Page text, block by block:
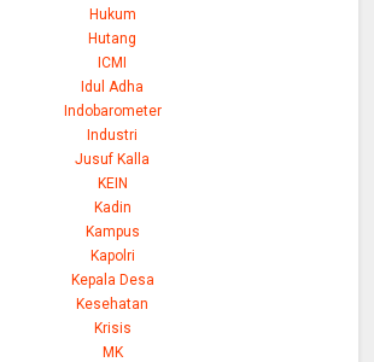
Hukum
Hutang
ICMI
Idul Adha
Indobarometer
Industri
Jusuf Kalla
KEIN
Kadin
Kampus
Kapolri
Kepala Desa
Kesehatan
Krisis
MK